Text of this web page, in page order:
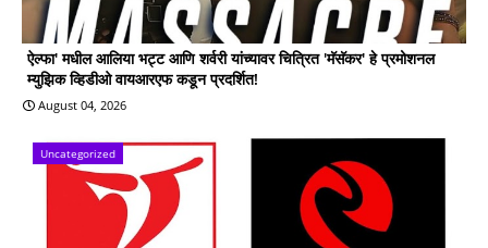
ऐल्फा' मधील आलिया भट्ट आणि शर्वरी यांच्यावर चित्रित 'मॅसॅकर' हे प्रमोशनल
म्युझिक व्हिडीओ वायआरएफ कडून प्रदर्शित!
August 04, 2026
Uncategorized